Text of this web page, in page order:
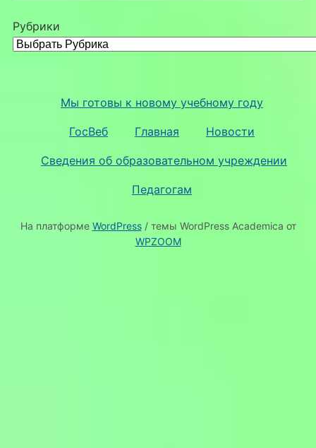
Рубрики
Мы готовы к новому учебному году
ГосВеб Главная Новости
Сведения об образовательном учреждении
Педагогам
На платформе WordPress/ темы WordPress Academica от
WPZOOM